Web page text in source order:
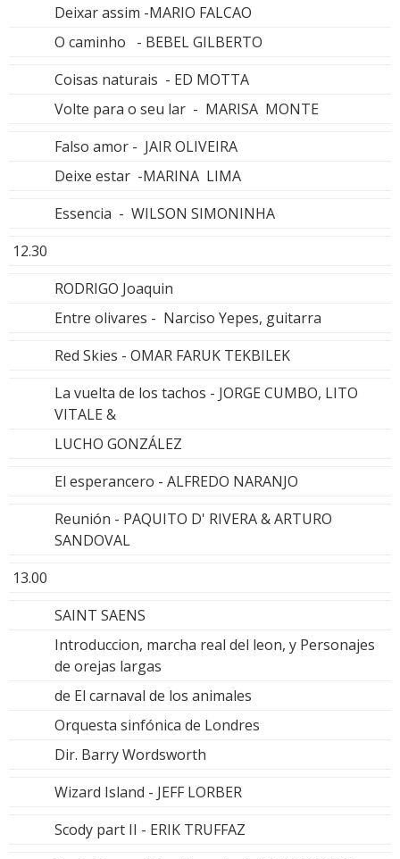
Deixar assim -MARIO FALCAO
O caminho - BEBEL GILBERTO
Coisas naturais - ED MOTTA
Volte para o seu lar - MARISA MONTE
Falso amor - JAIR OLIVEIRA
Deixe estar -MARINA LIMA
Essencia - WILSON SIMONINHA
12.30
RODRIGO Joaquin
Entre olivares - Narciso Yepes, guitarra
Red Skies - OMAR FARUK TEKBILEK
La vuelta de los tachos - JORGE CUMBO, LITO
VITALE &
LUCHO GONZÁLEZ
El esperancero - ALFREDO NARANJO
Reunión - PAQUITO D' RIVERA & ARTURO
SANDOVAL
13.00
SAINT SAENS
Introduccion, marcha real del leon, y Personajes
de orejas largas
de El carnaval de los animales
Orquesta sinfónica de Londres
Dir. Barry Wordsworth
Wizard Island - JEFF LORBER
Scody part II - ERIK TRUFFAZ